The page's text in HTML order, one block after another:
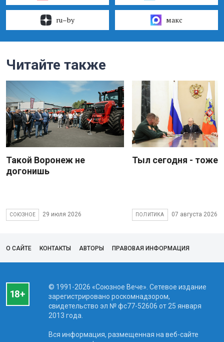
ru–by макс
Читайте также
Такой Воронеж не
догонишь
СОЮЗНОЕ 29 июля 2026
Тыл сегодня - тоже
ПОЛИТИКА 07 августа 2026
О САЙТЕ КОНТАКТЫ АВТОРЫ ПРАВОВАЯ ИНФОРМАЦИЯ
© 1991-2026 «Союзное Вече». Сетевое издание
зарегистрировано роскомнадзором,
свидетельство эл № фc77-52606 от 25 января
2013 года.
Вся информация, размещенная на веб-сайте